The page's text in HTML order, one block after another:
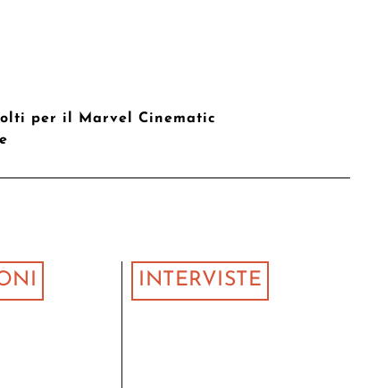
per il Marvel Cinematic
INTERVISTE